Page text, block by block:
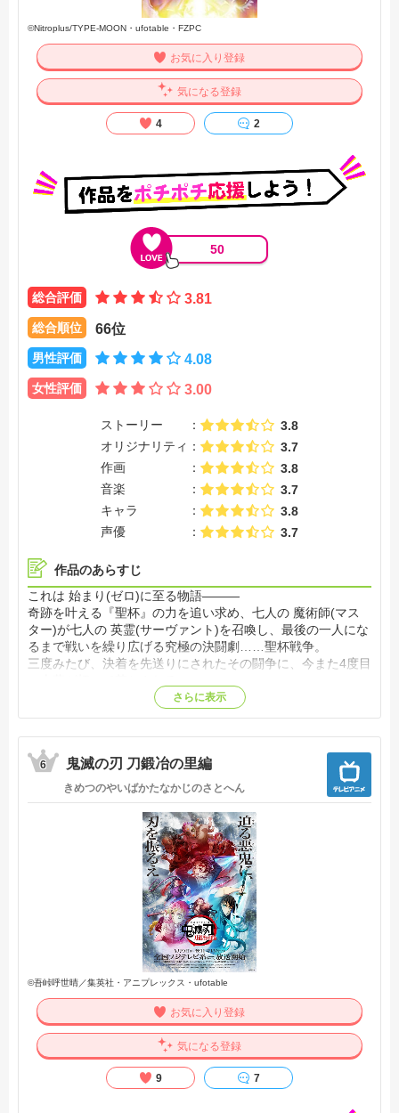
©Nitroplus/TYPE-MOON・ufotable・FZPC
お気に入り登録
気になる登録
4 2
50
総合評価 3.81
総合順位 66位
男性評価 4.08
女性評価 3.00
ストーリー
3.8
オリジナリティ
3.7
作画
3.8
音楽
3.7
キャラ
3.8
声優
3.7
作品のあらすじ
これは 始まり(ゼロ)に至る物語―――
奇跡を叶える『聖杯』の力を追い求め、七人の 魔術師(マス
ター)が七人の 英霊(サーヴァント)を召喚し、最後の一人にな
るまで戦いを繰り広げる究極の決闘劇……聖杯戦争。
三度みたび、決着を先送りにされたその闘争に、今また4度目
それぞれに勝利への悲願を託し、冬木と呼ばれる戦場へと馳
彼の名は――言峰綺礼。
運命の導きを解せぬまま、綺礼は迷い、問い続ける。なぜ令
呪がこの自分に授けられたのか、と。だが戦いの運命は、や
それが――衛宮切嗣。
誰よりも苛烈に、誰よりも容赦なく、奇跡の聖杯を求め欲す
大人気ゲーム『Fate/stay night』では断片的に語られるのみ
だった、10年前に起こった「第四次聖杯戦争」の真実。士郎
の養父が、凛の父が、そして若き日の言峰綺礼が繰り広げた
戦いの真相が、いま明らかになる！【公式サイト他参照】
さらに表示
6 鬼滅の刃 刀鍛冶の里編
きめつのやいばかたなかじのさとへん
©吾峠呼世晴／集英社・アニプレックス・ufotable
お気に入り登録
気になる登録
9 7